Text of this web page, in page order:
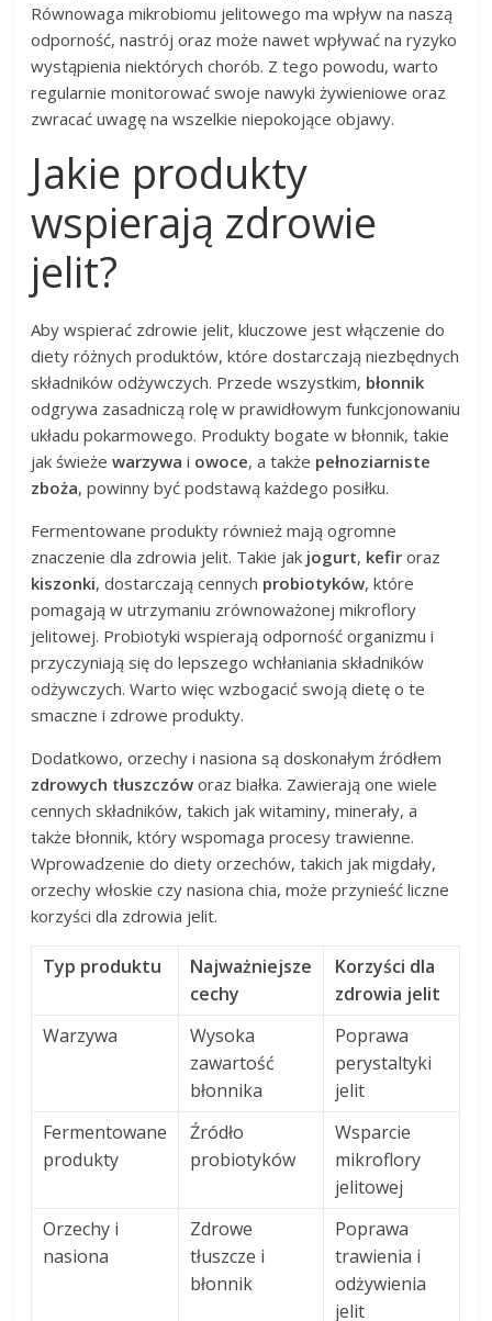
Równowaga mikrobiomu jelitowego ma wpływ na naszą
odporność, nastrój oraz może nawet wpływać na ryzyko
wystąpienia niektórych chorób. Z tego powodu, warto
regularnie monitorować swoje nawyki żywieniowe oraz
zwracać uwagę na wszelkie niepokojące objawy.
Jakie produkty
wspierają zdrowie
jelit?
Aby wspierać zdrowie jelit, kluczowe jest włączenie do
diety różnych produktów, które dostarczają niezbędnych
składników odżywczych. Przede wszystkim, błonnik
odgrywa zasadniczą rolę w prawidłowym funkcjonowaniu
układu pokarmowego. Produkty bogate w błonnik, takie
jak świeżewarzywa i owoce, a także pełnoziarniste
zboża, powinny być podstawą każdego posiłku.
Fermentowane produkty również mają ogromne
znaczenie dla zdrowia jelit. Takie jak jogurt, kefir oraz
kiszonki, dostarczają cennych probiotyków, które
pomagają w utrzymaniu zrównoważonej mikroflory
jelitowej. Probiotyki wspierają odporność organizmu i
przyczyniają się do lepszego wchłaniania składników
odżywczych. Warto więc wzbogacić swoją dietę o te
smaczne i zdrowe produkty.
Dodatkowo, orzechy i nasiona są doskonałym źródłem
zdrowych tłuszczów oraz białka. Zawierają one wiele
cennych składników, takich jak witaminy, minerały, a
także błonnik, który wspomaga procesy trawienne.
Wprowadzenie do diety orzechów, takich jak migdały,
orzechy włoskie czy nasiona chia, może przynieść liczne
korzyści dla zdrowia jelit.
Typ produktu
Najważniejsze
cechy
Korzyści dla
zdrowia jelit
Warzywa
Wysoka
zawartość
błonnika
Poprawa
perystaltyki
jelit
Fermentowane
produkty
Źródło
probiotyków
Wsparcie
mikroflory
jelitowej
Orzechy i
nasiona
Zdrowe
tłuszcze i
błonnik
Poprawa
trawienia i
odżywienia
jelit